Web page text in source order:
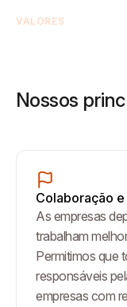
VALORES
Nossos
Colaboração
As empresas
trabalham
Permitimos que
responsáveis
empresas com